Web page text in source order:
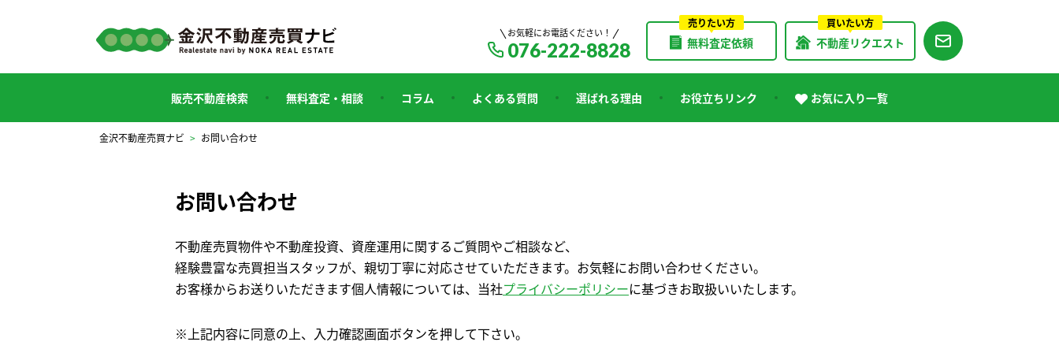
お気軽にお電話ください！
076-222-8828
売りたい方
無料査定依頼
買いたい方
不動産リクエスト
販売不動産検索 無料査定・相談 コラム よくある質問 選ばれる理由 お役立ちリンク お気に入り一覧
金沢不動産売買ナビ > お問い合わせ
お問い合わせ
不動産売買物件や不動産投資、資産運用に関するご質問やご相談など、
経験豊富な売買担当スタッフが、親切丁寧に対応させていただきます。お気軽にお問い合わせください。
お客様からお送りいただきます個人情報については、当社プライバシーポリシーに基づきお取扱いいたします。
※上記内容に同意の上、 入力確認画面ボタンを押して下さい。